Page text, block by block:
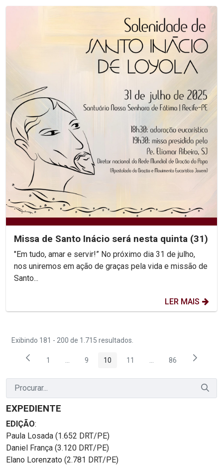
Missa de Santo Inácio será nesta quinta (31)
"Em tudo, amar e servir!” No próximo dia 31 de julho,
nos uniremos em ação de graças pela vida e missão de
Santo...
LER MAIS
Exibindo 181 - 200 de 1.715 resultados.
Página
1 Páginas intermediárias Usar ABA para navegar.
Página
9 Página
10 Página
11 PáginasPágina
86
EXPEDIENTE
EDIÇÃO:
Paula Losada (1.652 DRT/PE)
Daniel França (3.120 DRT/PE)
Elano Lorenzato (2.781 DRT/PE)